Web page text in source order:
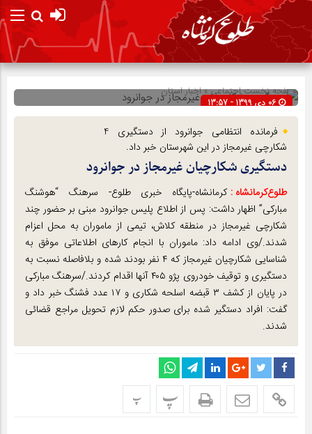
صفحه نخستاجتماعی»اخبار استان
06 دی 1399 - 13:57
شناسه : 263366
فرمانده انتظامی جوانرود از دستگیری 4
شکارچی غیرمجاز در این شهرستان خبر داد.
دستگیری شکارچیان غیرمجاز در جوانرود
طلوع‌‌کرمانشاه : کرمانشاه-پایگاه خبری طلوع- سرهنگ “هوشنگ
مبارکی” اظهار داشت: پس از اطلاع پلیس جوانرود مبنی بر حضور چند
شکارچی غیرمجاز در منطقه کلاش، تیمی از ماموران به محل اعزام
شدند./وی ادامه داد: ماموران با انجام کارهای اطلاعاتی موفق به
شناسایی شکارچیان غیرمجاز که ۴ نفر بودند شده و بلافاصله نسبت به
دستگیری و توقیف خودروی پژو ۴۰۵ آنها اقدام کردند./سرهنگ مبارکی
در پایان از کشف ۳ قبضه اسلحه شکاری و ۱۷ عدد فشنگ خبر داد و
گفت: افراد دستگیر شده برای صدور حکم لازم تحویل مراجع قضائی
شدند.
پ پ